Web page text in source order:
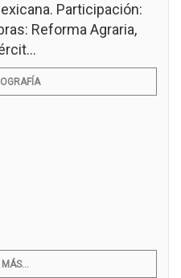
Participación:
Reforma Agraria,